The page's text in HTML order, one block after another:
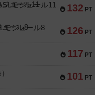
132 PT
モジュール11
126 PT
モジュール8
117 PT
101 PT